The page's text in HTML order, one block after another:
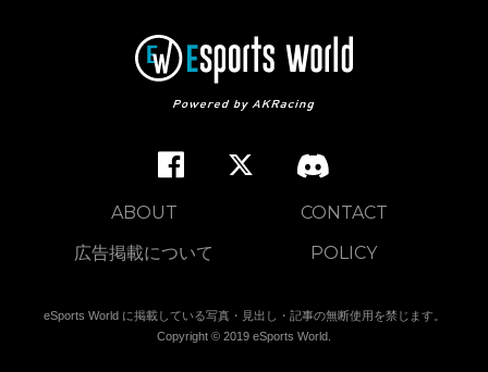
ABOUT
CONTACT
広告掲載について
POLICY
eSports World に掲載している写真・見出し・記事の無断使用を禁じます。
Copyright © 2019 eSports World.